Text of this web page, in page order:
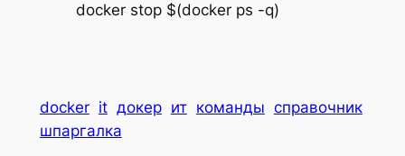
docker stop $(docker ps -q)
docker it докер ит команды справочник
шпаргалка